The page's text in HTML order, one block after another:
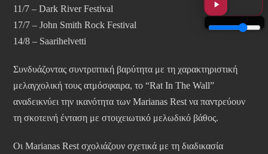
11/7 – Dark River Festival
17/7 – John Smith Rock Festival
14/8 – Saarihelvetti
Συνδυάζοντας συντριπτική βαρύτητα με τη χαρακτηριστική
μελαγχολική τους ατμόσφαιρα, το “Rat In The Wall”
αναδεικνύει την ικανότητα των Marianas Rest να παντρεύουν
τη σκοτεινή ένταση με στοιχειωτικό μελωδικό βάθος.
Οι Marianas Rest σχολιάζουν σχετικά με τη διαδικασία